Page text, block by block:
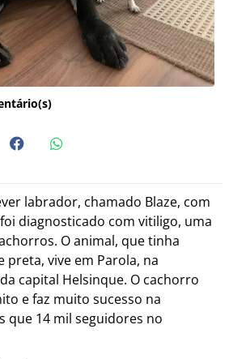
labrador, chamado Blaze, com
diagnosticado com vitiligo, uma
O animal, que tinha
vive em Parola, na
capital Helsinque. O cachorro
e faz muito sucesso na
que 14 mil seguidores no